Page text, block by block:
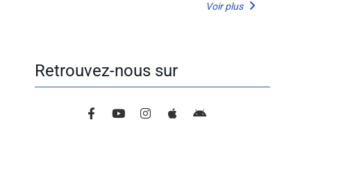
Voir plus
Retrouvez-nous sur